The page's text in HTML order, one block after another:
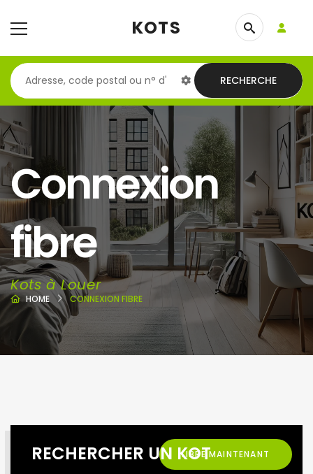
KOTS
RECHERCHE
Connexion
fibre
Kots à Louer
HOME CONNEXION FIBRE
RECHERCHER UN KOTLIBRE MAINTENANT